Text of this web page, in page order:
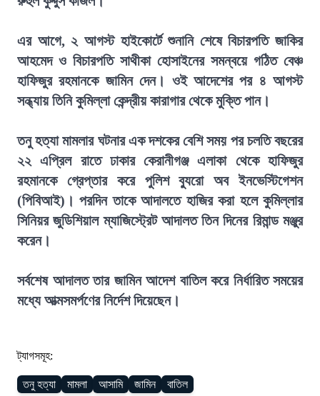
এর আগে, ২ আগস্ট হাইকোর্টে শুনানি শেষে বিচারপতি জাকির
আহমেদ ও বিচারপতি সাথীকা হোসাইনের সমন্বয়ে গঠিত বেঞ্চ
হাফিজুর রহমানকে জামিন দেন। ওই আদেশের পর ৪ আগস্ট
সন্ধ্যায় তিনি কুমিল্লা কেন্দ্রীয় কারাগার থেকে মুক্তি পান।
তনু হত্যা মামলার ঘটনার এক দশকের বেশি সময় পর চলতি বছরের
২২ এপ্রিল রাতে ঢাকার কেরানীগঞ্জ এলাকা থেকে হাফিজুর
রহমানকে গ্রেপ্তার করে পুলিশ ব্যুরো অব ইনভেস্টিগেশন
(পিবিআই)। পরদিন তাকে আদালতে হাজির করা হলে কুমিল্লার
সিনিয়র জুডিশিয়াল ম্যাজিস্ট্রেট আদালত তিন দিনের রিমান্ড মঞ্জুর
করেন।
সর্বশেষ আদালত তার জামিন আদেশ বাতিল করে নির্ধারিত সময়ের
মধ্যে আত্মসমর্পণের নির্দেশ দিয়েছেন।
ট্যাগসমূহ:
তনু হত্যা মামলা আসামি জামিন বাতিল